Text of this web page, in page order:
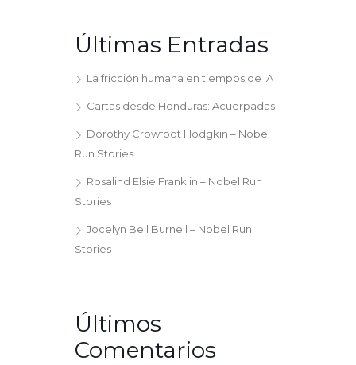
Últimas Entradas
La fricción humana en tiempos de IA
Cartas desde Honduras: Acuerpadas
Dorothy Crowfoot Hodgkin – Nobel
Run Stories
Rosalind Elsie Franklin – Nobel Run
Stories
Jocelyn Bell Burnell – Nobel Run
Stories
Últimos
Comentarios